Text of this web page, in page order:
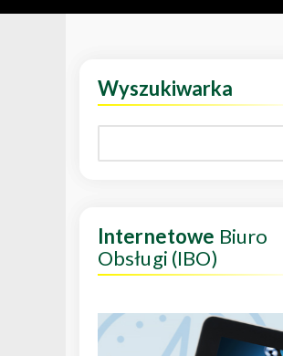
Wyszukiwarka
Internetowe Biuro
Obsługi (IBO)